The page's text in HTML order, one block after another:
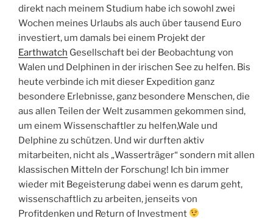
direkt nach meinem Studium habe ich sowohl zwei
Wochen meines Urlaubs als auch über tausend Euro
investiert, um damals bei einem Projekt der
Earthwatch Gesellschaft bei der Beobachtung von
Walen und Delphinen in der irischen See zu helfen. Bis
heute verbinde ich mit dieser Expedition ganz
besondere Erlebnisse, ganz besondere Menschen, die
aus allen Teilen der Welt zusammen gekommen sind,
um einem Wissenschaftler zu helfen,Wale und
Delphine zu schützen. Und wir durften aktiv
mitarbeiten, nicht als „Wasserträger“ sondern mit allen
klassischen Mitteln der Forschung! Ich bin immer
wieder mit Begeisterung dabei wenn es darum geht,
wissenschaftlich zu arbeiten, jenseits von
Profitdenken und Return of Investment